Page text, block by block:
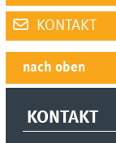
KONTAKT
nach oben
KONTAKT